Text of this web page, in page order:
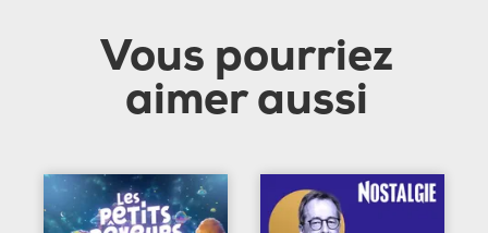
Vous pourriez
aimer aussi